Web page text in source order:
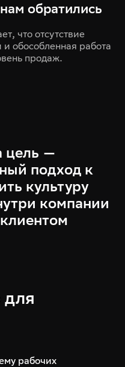
обратились
что отсутствие
обособленная работа
продаж.
цель —
подход к
культуру
компании
рабочих